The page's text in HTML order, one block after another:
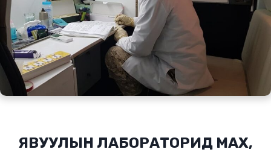
ЯВУУЛЫН ЛАБОРАТОРИД МАХ,